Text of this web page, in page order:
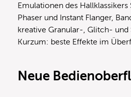
Emulationen des Hallklassikers
Phaser und Instant Flanger,
kreative Granular-, Glitch- und
Kurzum: beste Effekte im
Neue